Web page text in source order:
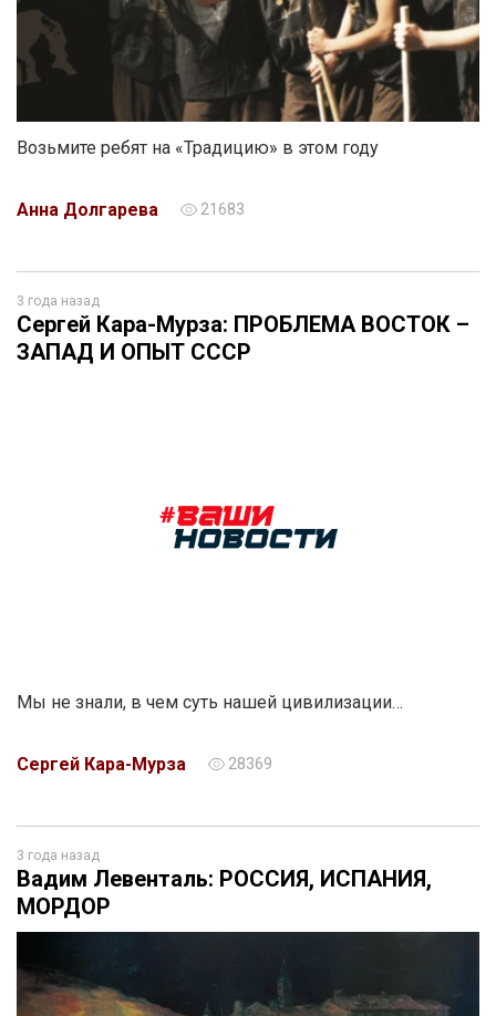
Возьмите ребят на «Традицию» в этом году
Анна Долгарева 21683
3 года назад
Сергей Кара-Мурза: ПРОБЛЕМА ВОСТОК –
ЗАПАД И ОПЫТ СССР
Мы не знали, в чем суть нашей цивилизации…
Сергей Кара-Мурза 28369
3 года назад
Вадим Левенталь: РОССИЯ, ИСПАНИЯ,
МОРДОР